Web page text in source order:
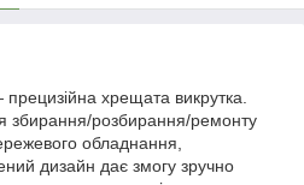
хрещата викрутка.
збирання/розбирання/ремонту
обладнання,
дизайн дає змогу зручно